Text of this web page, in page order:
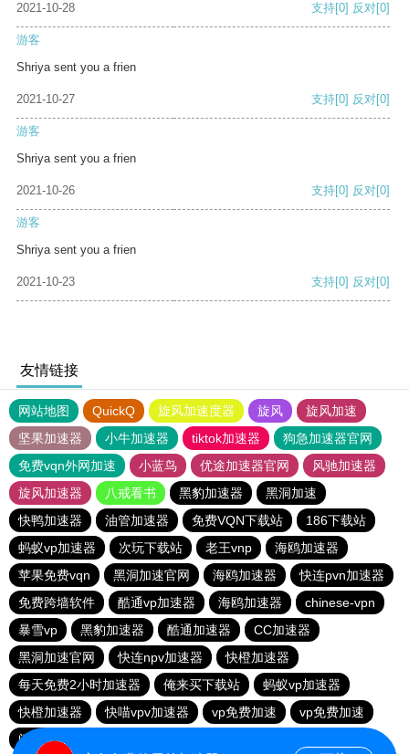
2021-10-28 支持[0] 反对[0]
游客
Shriya sent you a frien
2021-10-27 支持[0] 反对[0]
游客
Shriya sent you a frien
2021-10-26 支持[0] 反对[0]
游客
Shriya sent you a frien
2021-10-23 支持[0] 反对[0]
友情链接
网站地图 QuickQ 旋风加速度器 旋风
旋风加速
坚果加速器
小牛加速器 tiktok加速器
狗急加速器官网
免费vqn外网加速
小蓝鸟 优途加速器官网
风驰加速器
旋风加速器
八戒看书 黑豹加速器
黑洞加速
快鸭加速器
油管加速器 免费VQN下载站
186下载站
蚂蚁vp加速器
次玩下载站 老王vnp
海鸥加速器
苹果免费vqn
黑洞加速官网 海鸥加速器
快连pvn加速器
免费跨墙软件
酷通vp加速器 海鸥加速器
chinese-vpn
暴雪vp
黑豹加速器 酷通加速器
CC加速器
黑洞加速官网
快连npv加速器
快橙加速器
每天免费2小时加速器
俺来买下载站
蚂蚁vp加速器
快橙加速器
快喵vpv加速器 vp免费加速
vp免费加速
闪电猫加速器-speedcat